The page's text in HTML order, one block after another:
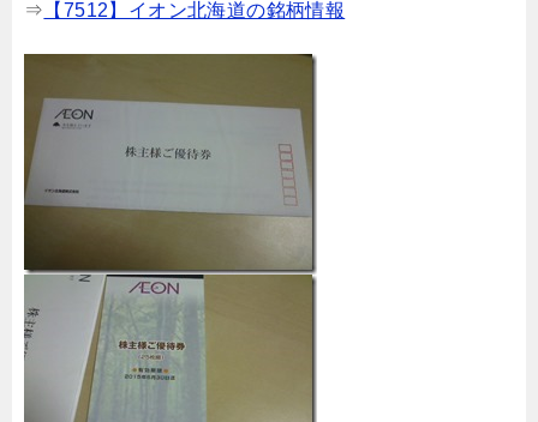
⇒ 【7512】イオン北海道の銘柄情報